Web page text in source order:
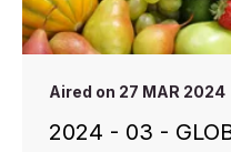
Aired on 27 MAR 2024
2024 - 03 -